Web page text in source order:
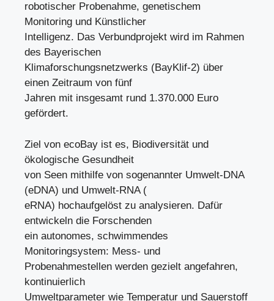
robotischer Probenahme, genetischem
Monitoring und Künstlicher
Intelligenz. Das Verbundprojekt wird im Rahmen
des Bayerischen
Klimaforschungsnetzwerks (BayKlif-2) über
einen Zeitraum von fünf
Jahren mit insgesamt rund 1.370.000 Euro
gefördert.
Ziel von ecoBay ist es, Biodiversität und
ökologische Gesundheit
von Seen mithilfe von sogenannter Umwelt-DNA
(eDNA) und Umwelt-RNA (
eRNA) hochaufgelöst zu analysieren. Dafür
entwickeln die Forschenden
ein autonomes, schwimmendes
Monitoringsystem: Mess- und
Probenahmestellen werden gezielt angefahren,
kontinuierlich
Umweltparameter wie Temperatur und Sauerstoff